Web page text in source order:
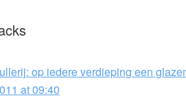
op iedere verdieping een
at 09:40